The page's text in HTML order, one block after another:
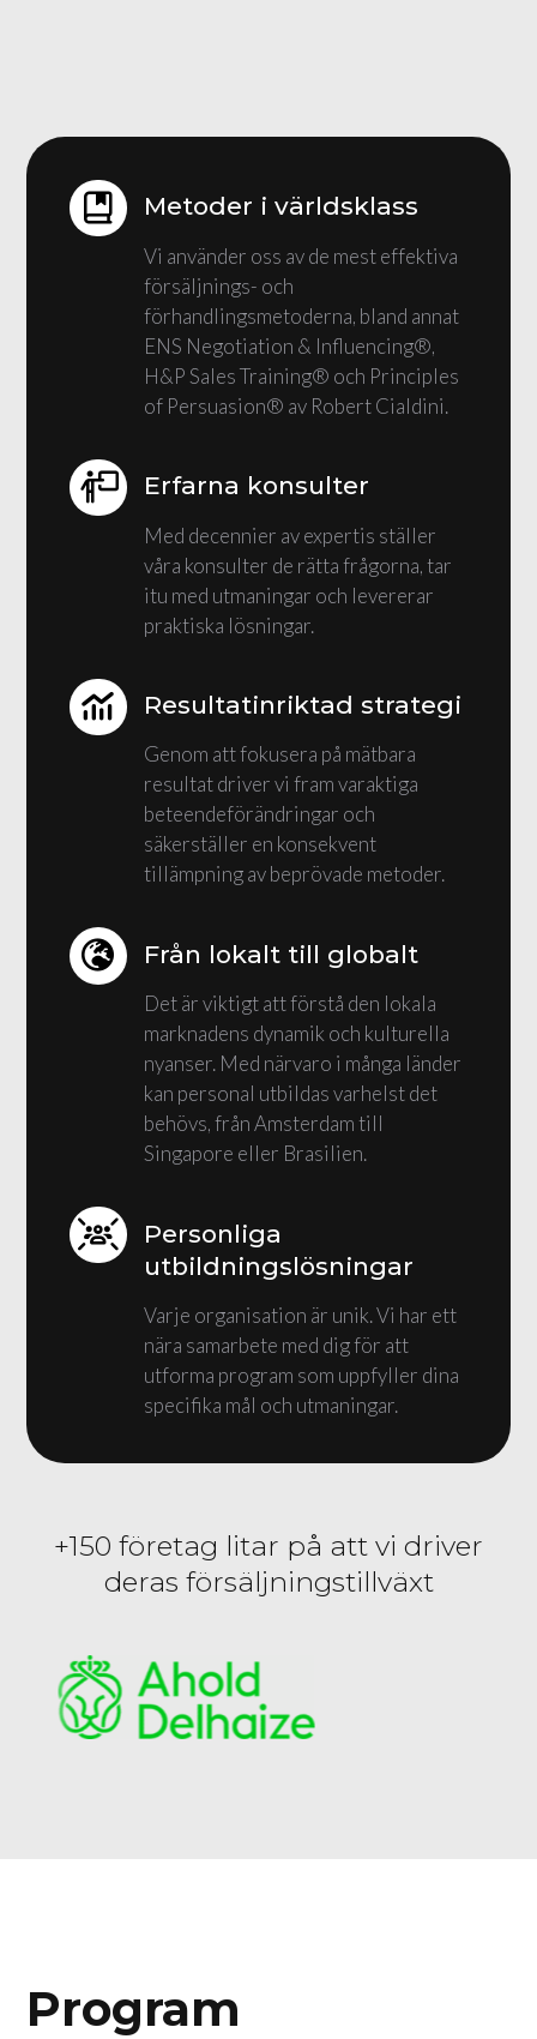
Metoder i världsklass
Vi använder oss av de mest effektiva
försäljnings- och
förhandlingsmetoderna, bland annat
ENS Negotiation & Influencing®,
H&P Sales Training® och Principles
of Persuasion® av Robert Cialdini.
Erfarna konsulter
Med decennier av expertis ställer
våra konsulter de rätta frågorna, tar
itu med utmaningar och levererar
praktiska lösningar.
Resultatinriktad strategi
Genom att fokusera på mätbara
resultat driver vi fram varaktiga
beteendeförändringar och
säkerställer en konsekvent
tillämpning av beprövade metoder.
Från lokalt till globalt
Det är viktigt att förstå den lokala
marknadens dynamik och kulturella
nyanser. Med närvaro i många länder
kan personal utbildas varhelst det
behövs, från Amsterdam till
Singapore eller Brasilien.
Personliga
utbildningslösningar
Varje organisation är unik. Vi har ett
nära samarbete med dig för att
utforma program som uppfyller dina
specifika mål och utmaningar.
+150 företag litar på att vi driver
deras försäljningstillväxt
Program